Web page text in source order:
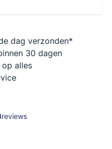
dag verzonden*
30 dagen
alles
reviews